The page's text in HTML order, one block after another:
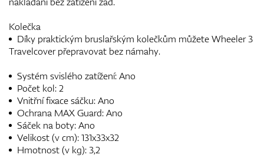
Kolečka
Díky praktickým bruslařským kolečkům můžete Wheeler 3
Travelcover přepravovat bez námahy.
Systém svislého zatížení: Ano
Počet kol: 2
Vnitřní fixace sáčku: Ano
Ochrana MAX Guard: Ano
Sáček na boty: Ano
Velikost (v cm): 131x33x32
Hmotnost (v kg): 3,2